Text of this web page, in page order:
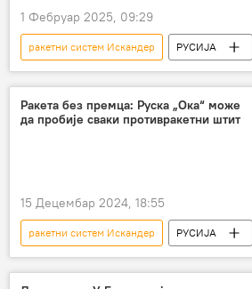
1 Фебруар 2025, 09:29
ракетни систем Искандер
РУСИЈА
Русија
Русија – војска и наоружање
Ракета без премца: Руска „Ока“ може
да пробије сваки противракетни штит
15 Децембар 2024, 18:55
ракетни систем Искандер
РУСИЈА
Русија
Русија – војска и наоружање